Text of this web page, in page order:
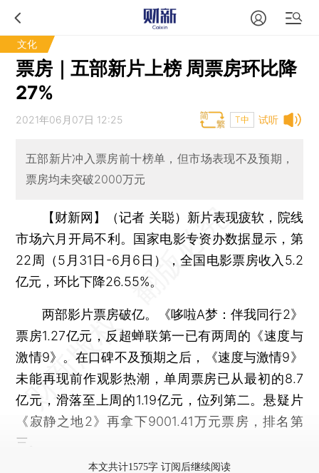
文化
票房｜五部新片上榜 周票房环比降
27%
试听
2021年06月07日 12:25 T中
五部新片冲入票房前十榜单，但市场表现不及预期，
票房均未突破2000万元
【财新网】（记者 关聪） 新片表现疲软，院线
市场六月开局不利。国家电影专资办数据显示，第
22周（5月31日-6月6日），全国电影票房收入5.2
亿元，环比下降26.55%。
两部影片票房破亿。《哆啦A梦：伴我同行2》
票房1.27亿元，反超蝉联第一已有两周的《速度与
激情9》。在口碑不及预期之后，《速度与激情9》
未能再现前作观影热潮，单周票房已从最初的8.7
亿元，滑落至上周的1.19亿元，位列第二。悬疑片
《寂静之地2》再拿下9001.41万元票房，排名第
三。
本文共计1575字 订阅后继续阅读